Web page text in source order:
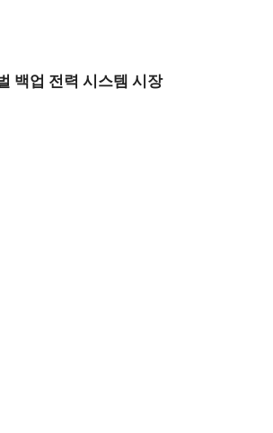
백업 전력 시스템 시장